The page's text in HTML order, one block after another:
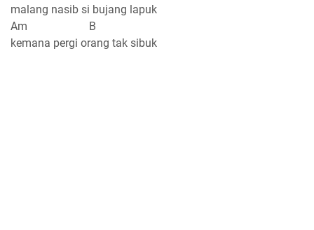
malang nasib si bujang lapuk
Am B
kemana pergi orang tak sibuk